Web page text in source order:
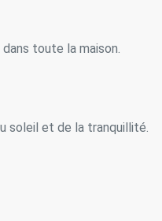
toute la maison.
soleil et de la tranquillité.